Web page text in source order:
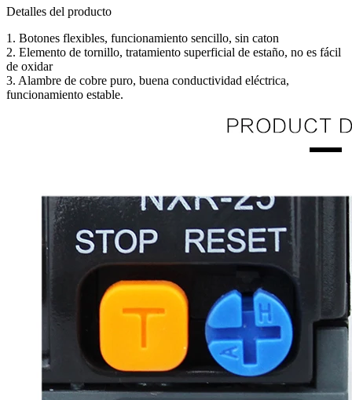
Detalles del producto
1. Botones flexibles, funcionamiento sencillo, sin caton
2. Elemento de tornillo, tratamiento superficial de estaño, no es fácil
de oxidar
3. Alambre de cobre puro, buena conductividad eléctrica,
funcionamiento estable.